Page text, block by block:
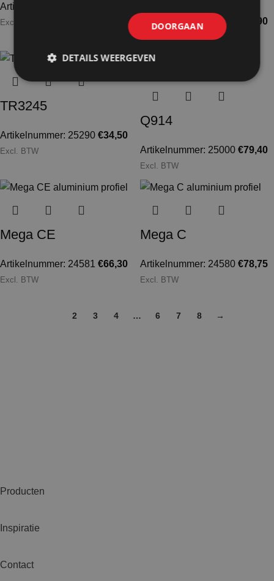
Artikelnummer: 24893
Excl. BTW Artikelnummer: 24896 61,90
TR3245
Artikelnummer: 25290 €34,50
Excl. BTW
Q914
Artikelnummer: 25000 €79,40
Excl. BTW
Mega CE
Artikelnummer: 24581 €66,30
Excl. BTW
Mega C
Artikelnummer: 24580 €78,75
Excl. BTW
2 3 4 … 6 7 8 →
Producten
Inspiratie
Contact
DOORGAAN
DETAILS WEERGEVEN